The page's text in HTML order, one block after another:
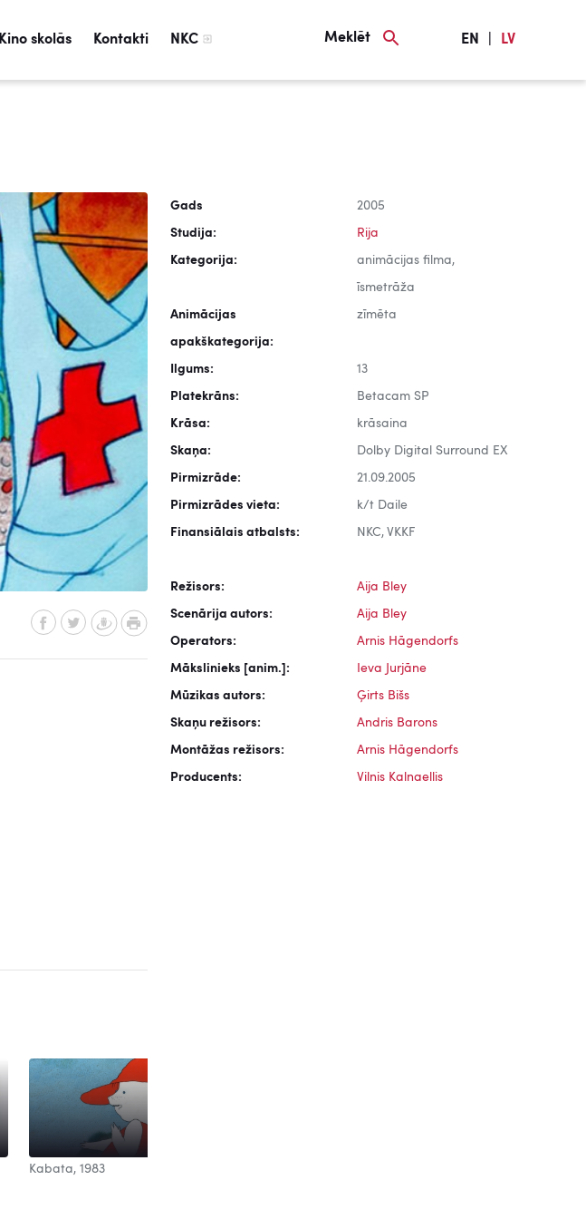
Kino skolās Kontakti NKC Meklēt EN LV
Kabata, 1983
Gads 2005
Studija: Rija
Kategorija: animācijas filma,
īsmetrāža
Animācijas
apakškategorija:
zīmēta
Ilgums: 13
Platekrāns: Betacam SP
Krāsa: krāsaina
Skaņa: Dolby Digital Surround EX
Pirmizrāde: 21.09.2005
Pirmizrādes vieta: k/t Daile
Finansiālais atbalsts: NKC, VKKF
Režisors: Aija Bley
Scenārija autors: Aija Bley
Operators: Arnis Hāgendorfs
Mākslinieks [anim.]: Ieva Jurjāne
Mūzikas autors: Ģirts Bišs
Skaņu režisors: Andris Barons
Montāžas režisors: Arnis Hāgendorfs
Producents: Vilnis Kalnaellis